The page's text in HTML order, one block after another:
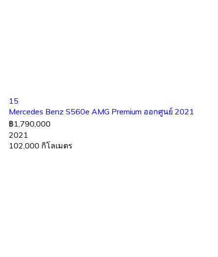
15
Mercedes Benz S560e AMG Premium ออกศูนย์ 2021
฿1,790,000
2021
102,000 กิโลเมตร